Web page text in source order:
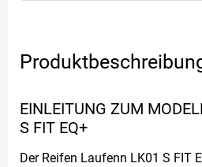
EINLEITUNG ZUM
S FIT EQ+
Der Reifen Laufenn LK01 S FIT